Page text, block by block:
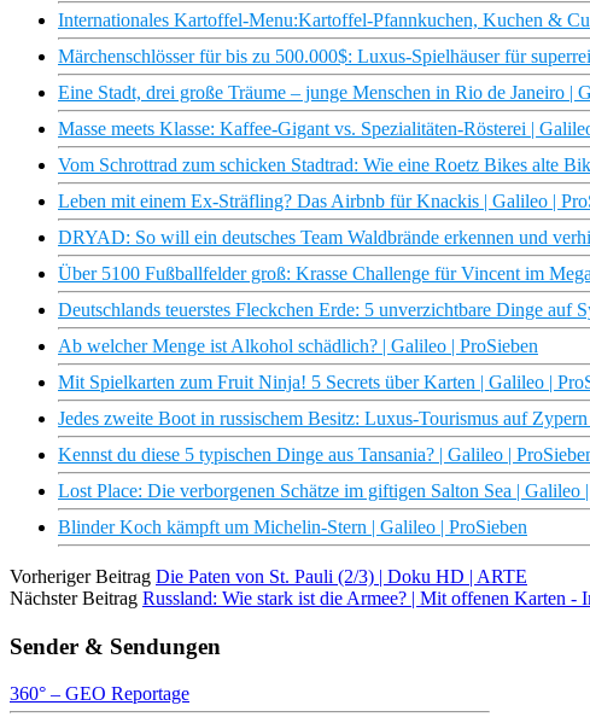
Internationales Kartoffel-Menu:Kartoffel-Pfannkuchen, Kuchen &
Märchenschlösser für bis zu 500.000$: Luxus-Spielhäuser für
Eine Stadt, drei große Träume – junge Menschen in Rio de Janeiro |
Masse meets Klasse: Kaffee-Gigant vs. Spezialitäten-Rösterei |
Vom Schrottrad zum schicken Stadtrad: Wie eine Roetz Bikes alte
Leben mit einem Ex-Sträfling? Das Airbnb für Knackis | Galileo |
DRYAD: So will ein deutsches Team Waldbrände erkennen und
Über 5100 Fußballfelder groß: Krasse Challenge für Vincent im
Deutschlands teuerstes Fleckchen Erde: 5 unverzichtbare Dinge auf
Ab welcher Menge ist Alkohol schädlich? | Galileo | ProSieben
Mit Spielkarten zum Fruit Ninja! 5 Secrets über Karten | Galileo |
Jedes zweite Boot in russischem Besitz: Luxus-Tourismus auf
Kennst du diese 5 typischen Dinge aus Tansania? | Galileo |
Lost Place: Die verborgenen Schätze im giftigen Salton Sea | Galileo
Blinder Koch kämpft um Michelin-Stern | Galileo | ProSieben
Vorheriger Beitrag Die Paten von St. Pauli (2/3) | Doku HD | ARTE
Nächster Beitrag Russland: Wie stark ist die Armee? | Mit offenen Karten -
Sender & Sendungen
360° – GEO Reportage